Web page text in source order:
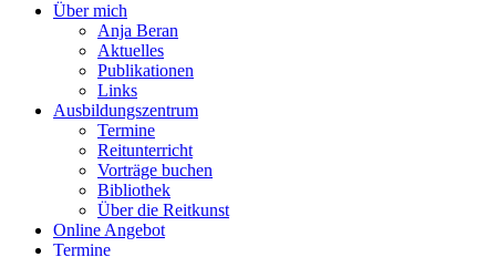
Über mich
Anja Beran
Aktuelles
Publikationen
Links
Ausbildungszentrum
Termine
Reitunterricht
Vorträge buchen
Bibliothek
Über die Reitkunst
Online Angebot
Termine